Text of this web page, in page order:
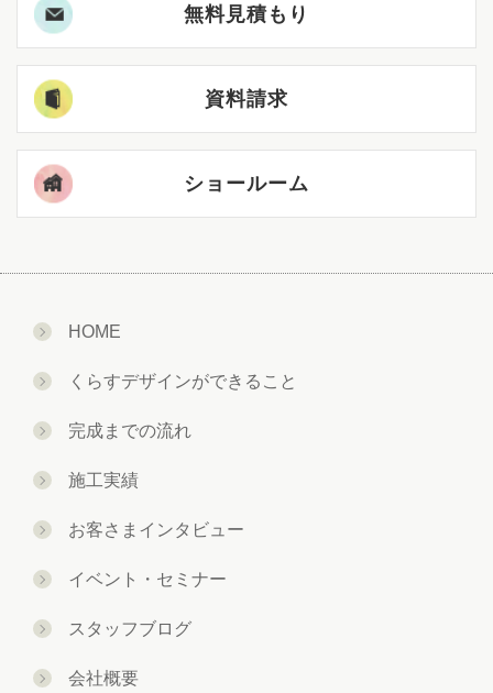
無料見積もり
資料請求
ショールーム
HOME
くらすデザインができること
完成までの流れ
施工実績
お客さまインタビュー
イベント・セミナー
スタッフブログ
会社概要